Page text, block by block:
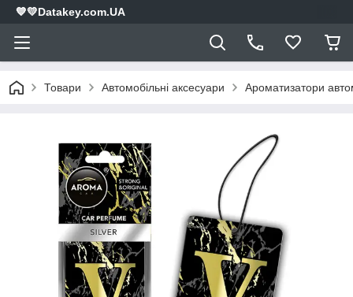
💙💛Datakey.com.UA
Товари Автомобільні аксесуари Ароматизатори